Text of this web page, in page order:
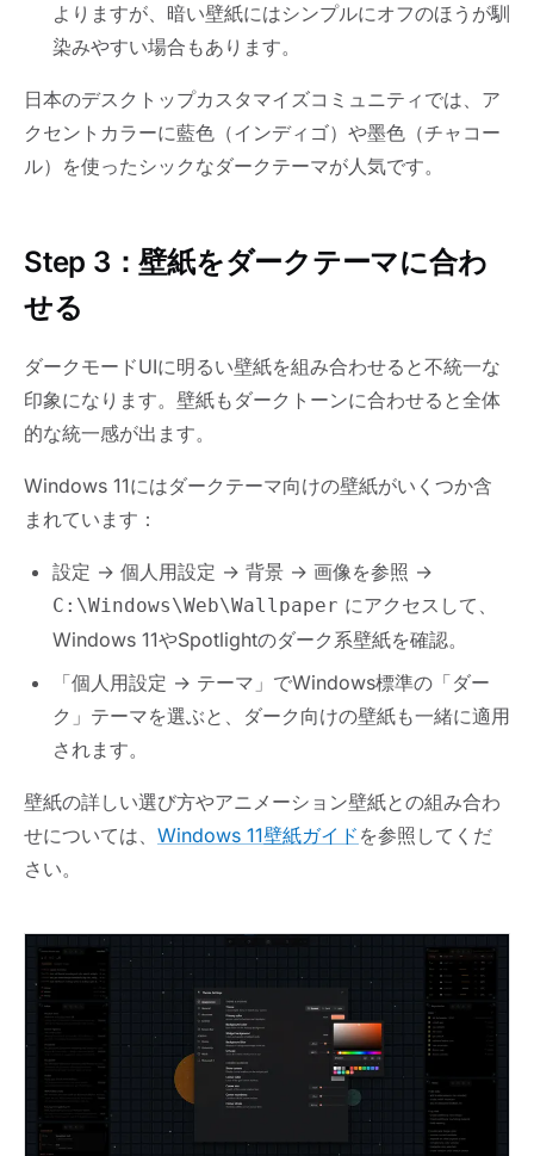
よりますが、暗い壁紙にはシンプルにオフのほうが馴
染みやすい場合もあります。
日本のデスクトップカスタマイズコミュニティでは、ア
クセントカラーに藍色（インディゴ）や墨色（チャコー
ル）を使ったシックなダークテーマが人気です。
Step 3：壁紙をダークテーマに合わ
せる
ダークモードUIに明るい壁紙を組み合わせると不統一な
印象になります。壁紙もダークトーンに合わせると全体
的な統一感が出ます。
Windows 11にはダークテーマ向けの壁紙がいくつか含
まれています：
設定 → 個人用設定 → 背景 → 画像を参照 →
C:\Windows\Web\Wallpaper にアクセスして、
Windows 11やSpotlightのダーク系壁紙を確認。
「個人用設定 → テーマ」でWindows標準の「ダー
ク」テーマを選ぶと、ダーク向けの壁紙も一緒に適用
されます。
壁紙の詳しい選び方やアニメーション壁紙との組み合わ
せについては、 Windows 11壁紙ガイド を参照してくだ
さい。